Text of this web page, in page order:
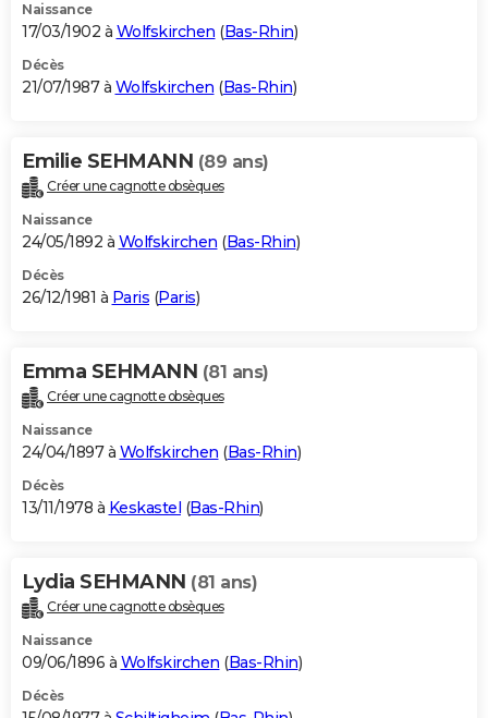
Naissance
17/03/1902 à Wolfskirchen (Bas-Rhin)
Décès
21/07/1987 à Wolfskirchen (Bas-Rhin)
Emilie SEHMANN (89 ans)
Créer une cagnotte obsèques
Naissance
24/05/1892 à Wolfskirchen (Bas-Rhin)
Décès
26/12/1981 à Paris (Paris)
Emma SEHMANN (81 ans)
Créer une cagnotte obsèques
Naissance
24/04/1897 à Wolfskirchen (Bas-Rhin)
Décès
13/11/1978 à Keskastel (Bas-Rhin)
Lydia SEHMANN (81 ans)
Créer une cagnotte obsèques
Naissance
09/06/1896 à Wolfskirchen (Bas-Rhin)
Décès